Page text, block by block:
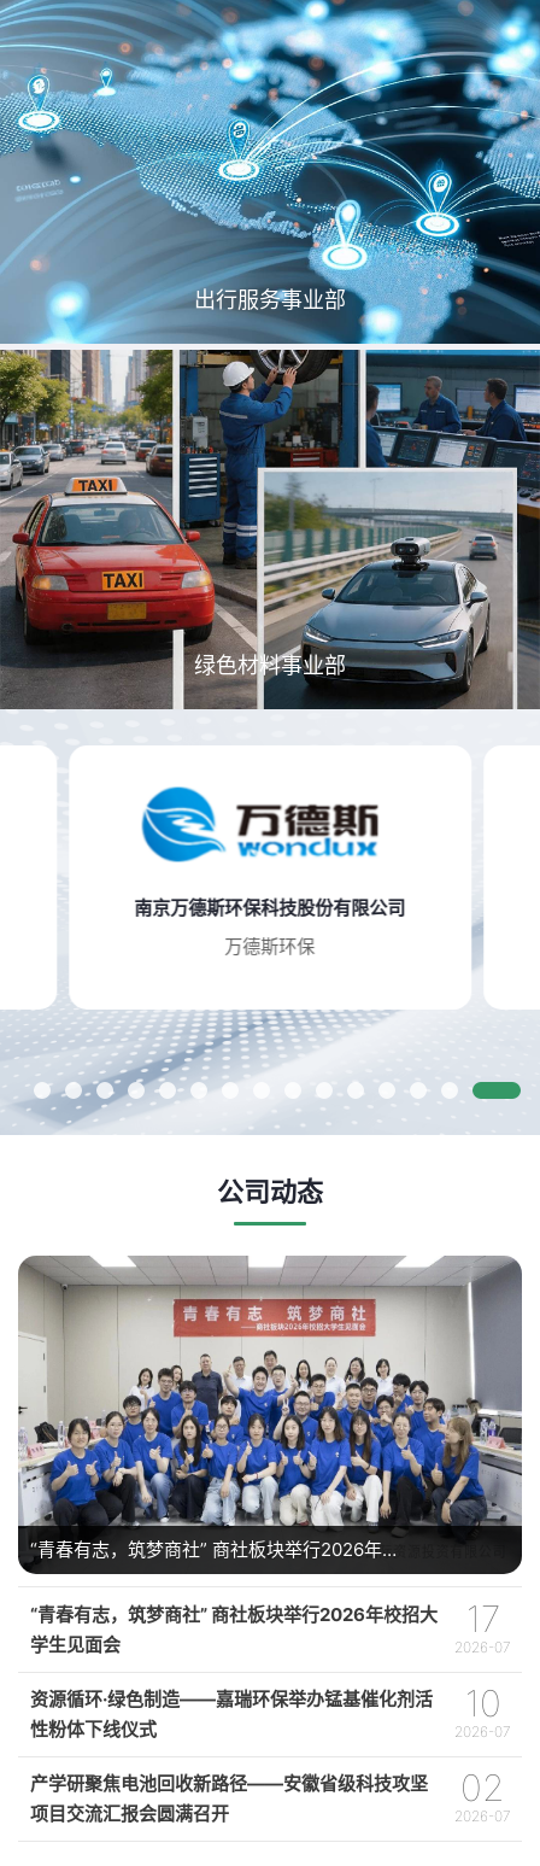
出行服务事业部
绿色材料事业部
安徽麦卡出行汽车有限公司
麦卡汽车出行
公司动态
“青春有志，筑梦商社” 商社板块举行2026年校招大学生见面会
“青春有志，筑梦商社” 商社板块举行2026年校招大
学生见面会
17
2026-07
资源循环·绿色制造——嘉瑞环保举办锰基催化剂活
性粉体下线仪式
10
2026-07
产学研聚焦电池回收新路径——安徽省级科技攻坚
项目交流汇报会圆满召开
02
2026-07